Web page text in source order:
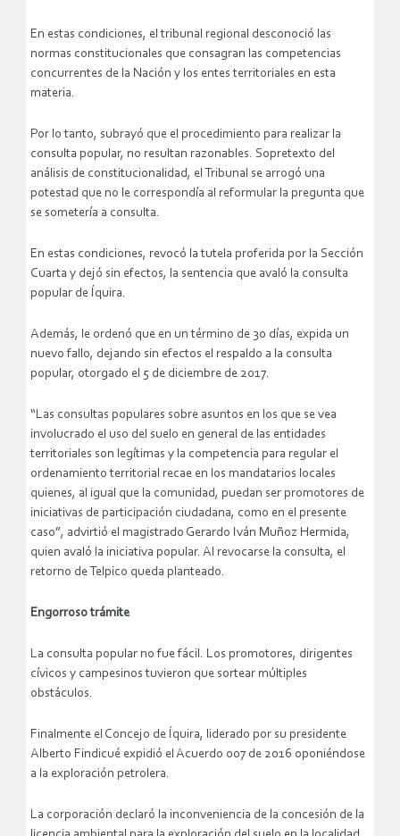
En estas condiciones, el tribunal regional desconoció las
normas constitucionales que consagran las competencias
concurrentes de la Nación y los entes territoriales en esta
materia.
Por lo tanto, subrayó que el procedimiento para realizar la
consulta popular, no resultan razonables. Sopretexto del
análisis de constitucionalidad, el Tribunal se arrogó una
potestad que no le correspondía al reformular la pregunta que
se sometería a consulta.
En estas condiciones, revocó la tutela proferida por la Sección
Cuarta y dejó sin efectos, la sentencia que avaló la consulta
popular de Íquira.
Además, le ordenó que en un término de 30 días, expida un
nuevo fallo, dejando sin efectos el respaldo a la consulta
popular, otorgado el 5 de diciembre de 2017.
“Las consultas populares sobre asuntos en los que se vea
involucrado el uso del suelo en general de las entidades
territoriales son legítimas y la competencia para regular el
ordenamiento territorial recae en los mandatarios locales
quienes, al igual que la comunidad, puedan ser promotores de
iniciativas de participación ciudadana, como en el presente
caso”, advirtió el magistrado Gerardo Iván Muñoz Hermida,
quien avaló la iniciativa popular. Al revocarse la consulta, el
retorno de Telpico queda planteado.
Engorroso trámite
La consulta popular no fue fácil. Los promotores, dirigentes
cívicos y campesinos tuvieron que sortear múltiples
obstáculos.
Finalmente el Concejo de Íquira, liderado por su presidente
Alberto Findicué expidió el Acuerdo 007 de 2016 oponiéndose
a la exploración petrolera.
La corporación declaró la inconveniencia de la concesión de la